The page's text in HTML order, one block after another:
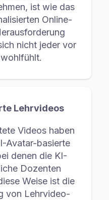
ist wie das
Online-
nicht jeder vor
Lehrvideos
Videos haben
Avatar-basierte
denen die KI-
Dozenten
Weise ist die
von Lehrvideo-